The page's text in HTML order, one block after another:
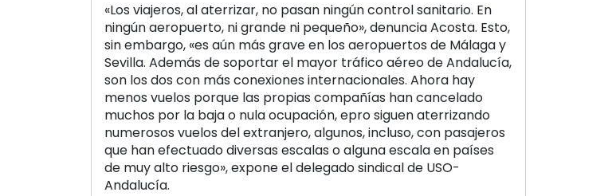
«Los viajeros, al aterrizar, no pasan ningún control sanitario. En
ningún aeropuerto, ni grande ni pequeño», denuncia Acosta. Esto,
sin embargo, «es aún más grave en los aeropuertos de Málaga y
Sevilla. Además de soportar el mayor tráfico aéreo de Andalucía,
son los dos con más conexiones internacionales. Ahora hay
menos vuelos porque las propias compañías han cancelado
muchos por la baja o nula ocupación, epro siguen aterrizando
numerosos vuelos del extranjero, algunos, incluso, con pasajeros
que han efectuado diversas escalas o alguna escala en países
de muy alto riesgo», expone el delegado sindical de USO-
Andalucía.